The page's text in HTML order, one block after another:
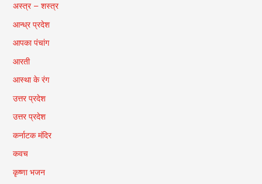
अस्त्र – शस्त्र
आन्ध्र प्रदेश
आपका पंचांग
आरती
आस्था के रंग
उत्तर प्रदेश
उत्तर प्रदेश
कर्नाटक मंदिर
कवच
कृष्णा भजन